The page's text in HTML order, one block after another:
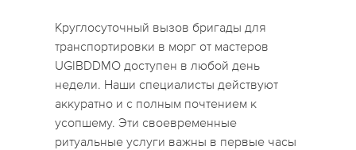
Круглосуточный вызов бригады для
транспортировки в морг от мастеров
UGIBDDMO доступен в любой день
недели. Наши специалисты действуют
аккуратно и с полным почтением к
усопшему. Эти своевременные
ритуальные услуги важны в первые часы